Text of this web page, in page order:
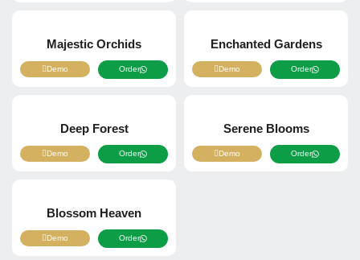
Majestic Orchids
Demo Order
Enchanted Gardens
Demo Order
Deep Forest
Demo Order
Serene Blooms
Demo Order
Blossom Heaven
Demo Order